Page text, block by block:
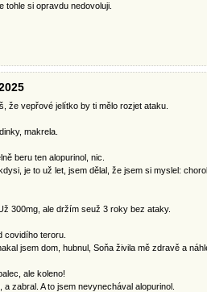
tohle si opravdu nedovoluji.
že vepřové jelítko by ti mělo rozjet ataku.
makrela.
beru ten alopurinol, nic.
je to už let, jsem dělal, že jsem si myslel:
300mg, ale držím seuž 3 roky bez ataky.
covidího teroru.
jsem dom, hubnul, Soňa živila mě zdravě a
ale koleno!
a zabral. A to jsem nevynechával alopurinol.